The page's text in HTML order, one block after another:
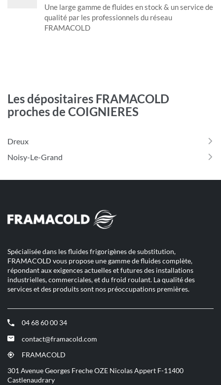
Une large gamme de fluides en stock & un service de
qualité par les professionnels du réseau
FRAMACOLD
Les dépositaires FRAMACOLD
proches de COIGNIERES
Dreux
Noisy-Le-Grand
Spécialisée dans les fluides frigorigènes de substitution,
FRAMACOLD vous propose une gamme de fluides complète,
répondant aux exigences actuelles et futures des installations
industrielles, commerciales, et du froid roulant. La qualité des
services et des produits sont nos préoccupations premières.
04 68 60 00 34
(ouvre
dans
nouvelle
contact@framacold.com
(ouvre
dans
nouvelle
fenêtre)
FRAMACOLD
(ouvre
dans
une
301 Avenue Georges Freche OZE Nicolas Appert F-11400
Castlenaudrary